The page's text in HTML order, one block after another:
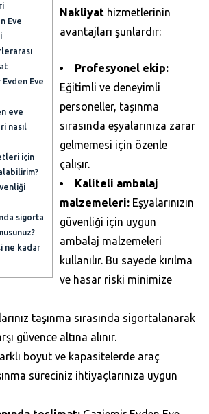
Eve
Eve
eve
nasıl
için
sigorta
ne kadar
Nakliyat hizmetlerinin
avantajları şunlardır:
Profesyonel ekip:
Eğitimli ve deneyimli
personeller, taşınma
sırasında eşyalarınıza zarar
gelmemesi için özenle
çalışır.
Kaliteli ambalaj
malzemeleri: Eşyalarınızın
güvenliği için uygun
ambalaj malzemeleri
kullanılır. Bu sayede kırılma
ve hasar riski minimize
taşınma sırasında sigortalanarak
güvence altına alınır.
boyut ve kapasitelerde araç
süreciniz ihtiyaçlarınıza uygun